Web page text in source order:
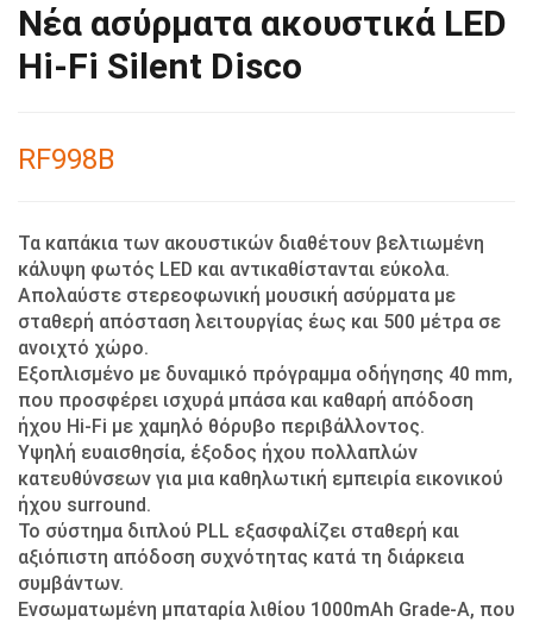
Νέα ασύρματα ακουστικά LED
Hi-Fi Silent Disco
RF998Β
Τα καπάκια των ακουστικών διαθέτουν βελτιωμένη
κάλυψη φωτός LED και αντικαθίστανται εύκολα.
Απολαύστε στερεοφωνική μουσική ασύρματα με
σταθερή απόσταση λειτουργίας έως και 500 μέτρα σε
ανοιχτό χώρο.
Εξοπλισμένο με δυναμικό πρόγραμμα οδήγησης 40 mm,
που προσφέρει ισχυρά μπάσα και καθαρή απόδοση
ήχου Hi-Fi με χαμηλό θόρυβο περιβάλλοντος.
Υψηλή ευαισθησία, έξοδος ήχου πολλαπλών
κατευθύνσεων για μια καθηλωτική εμπειρία εικονικού
ήχου surround.
Το σύστημα διπλού PLL εξασφαλίζει σταθερή και
αξιόπιστη απόδοση συχνότητας κατά τη διάρκεια
συμβάντων.
Ενσωματωμένη μπαταρία λιθίου 1000mAh Grade-A, που